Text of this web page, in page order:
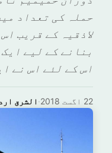
حملہ کی تعداد
لاذقیہ کے قریب
بنانے کے لیے
اس کے لئے اس نے
الشرق · 22 اگست 2018